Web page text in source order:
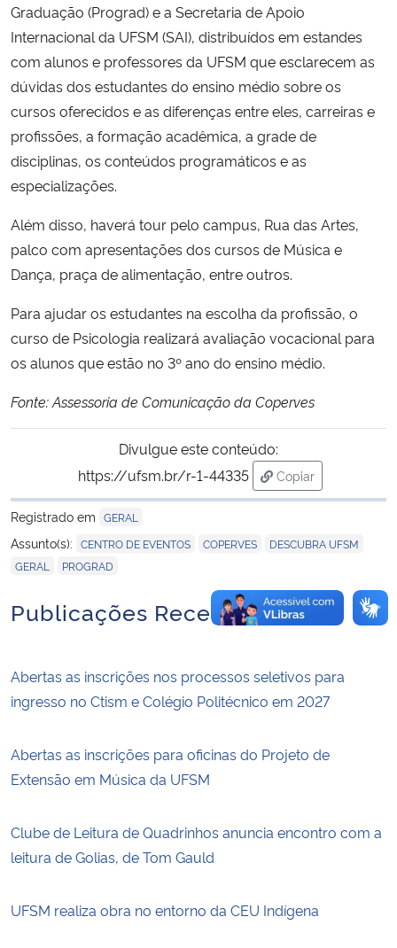
Advocacia-Geral da União
Banco Central do Brasil
Planalto
Graduação (Prograd) e a Secretaria de Apoio
Internacional da UFSM (SAI), distribuídos em estandes
com alunos e professores da UFSM que esclarecem as
dúvidas dos estudantes do ensino médio sobre os
cursos oferecidos e as diferenças entre eles, carreiras e
profissões, a formação acadêmica, a grade de
disciplinas, os conteúdos programáticos e as
especializações.
Além disso, haverá tour pelo campus, Rua das Artes,
palco com apresentações dos cursos de Música e
Dança, praça de alimentação, entre outros.
Para ajudar os estudantes na escolha da profissão, o
curso de Psicologia realizará avaliação vocacional para
os alunos que estão no 3º ano do ensino médio.
Fonte: Assessoria de Comunicação da Coperves
Divulgue este conteúdo:
https://ufsm.br/r-1-44335
Copiar
para área de
Registrado em GERAL
Assunto(s): CENTRO DE EVENTOS COPERVES DESCUBRA UFSM
GERAL PROGRAD
Publicações Recentes
Abertas as inscrições nos processos seletivos para
ingresso no Ctism e Colégio Politécnico em 2027
Abertas as inscrições para oficinas do Projeto de
Extensão em Música da UFSM
Clube de Leitura de Quadrinhos anuncia encontro com a
leitura de Golias, de Tom Gauld
UFSM realiza obra no entorno da CEU Indígena